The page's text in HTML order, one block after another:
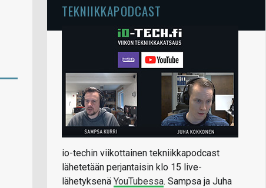
TEKNIIKKAPODCAST
io-techin viikottainen tekniikkapodcast
lähetetään perjantaisin klo 15 live-
lähetyksenä YouTubessa. Sampsa ja Juha